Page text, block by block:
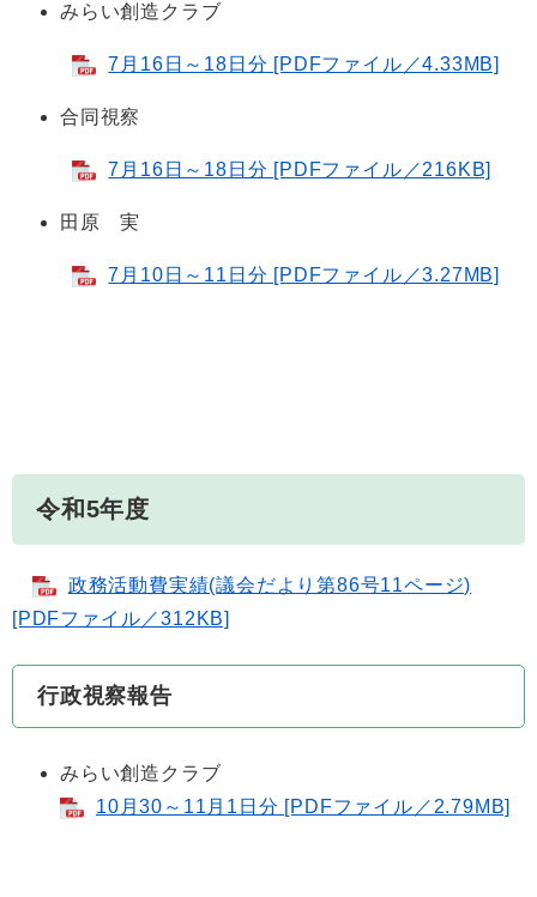
みらい創造クラブ
7月16日～18日分 [PDFファイル／4.33MB]
合同視察
7月16日～18日分 [PDFファイル／216KB]
田原 実
7月10日～11日分 [PDFファイル／3.27MB]
令和5年度
政務活動費実績(議会だより第86号11ページ)
[PDFファイル／312KB]
行政視察報告
みらい創造クラブ
10月30～11月1日分 [PDFファイル／2.79MB]